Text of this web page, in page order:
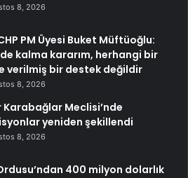
8, 2026
PM Üyesi Buket Müftüoğlu:
kalma kararım, herhangi bir
verilmiş bir destek değildir
8, 2026
Karabağlar Meclisi’nde
yeniden şekillendi
8, 2026
400 milyon dolarlık